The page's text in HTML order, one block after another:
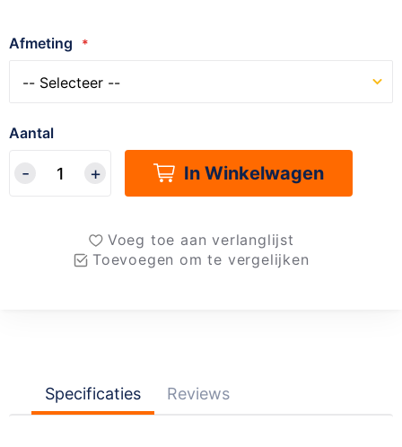
Afmeting
Aantal
In Winkelwagen
Voeg toe aan verlanglijst
Toevoegen om te vergelijken
Specificaties Reviews